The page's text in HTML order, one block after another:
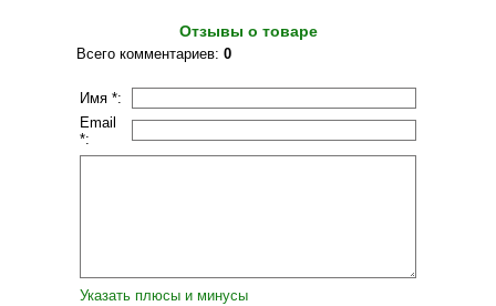
Отзывы о товаре
Всего комментариев: 0
Имя *:
Email
*:
Указать плюсы и минусы